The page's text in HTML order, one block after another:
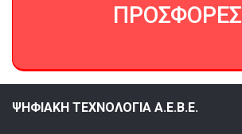
ΠΡΟΣΦΟΡΕΣ
ΨΗΦΙΑΚΗ ΤΕΧΝΟΛΟΓΙΑ Α.Ε.Β.Ε.